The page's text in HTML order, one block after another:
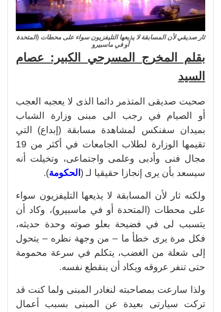
ثار صديقي لأن المسابقة لا يذيعها التليفزيون سواء على محطات (المتحدة
أو في ماسبيرو
بقلم المخرج المسرحي الكبير: عصام
السيد
صحبت صديقى المتذمر دائما الذى لا يعجبه العجب
أو الصيام في رجب الى مبنى وزارة الشباب
بميدان سفنكس لمشاهدة مسابقة (إبداع) التي
تقيمها الوزارة لطلاب الجامعات في أكثر من 19
مجال فنى وأدبى وعلمى واجتماعى، وتخيلت أنه
سيسعد بأن يرى إنجازا حقيقيا لـ ( الحكومة).
ولكنه ثار لأن المسابقة لا يذيعها التليفزيون سواء
على محطات (المتحدة أو في ماسبيرو)، وكاد أن
يتسبب لى في فضيحة بعلو صوته وحدة حديثه،
فكل مرة يرى خطأ ما – من وجهة نظره – يتحول
إلى شعلة من الغضب، يتكلم في سرعة محمومة
حتى تنفر عروقه ويكاد أن ينقطع نفسه.
ولذا سارعت بمصاحبته لنغادر المبنى ولما كنت قد
تركت سيارتى بعيدة عن المبنى بسبب أعمال